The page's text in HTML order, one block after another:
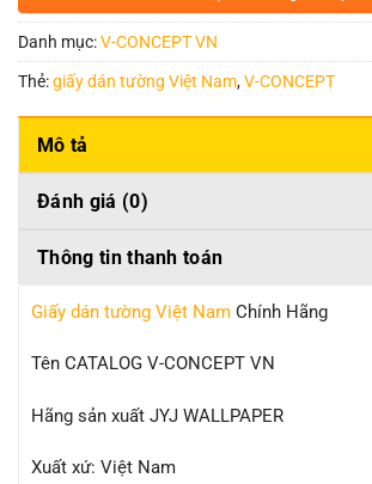
Danh mục:V-CONCEPT VN
Thẻ:giấy dán tường Việt Nam,V-CONCEPT
Mô tả
Đánh giá (0)
Thông tin thanh toán
Giấy dán tường Việt Nam Chính Hãng
Tên CATALOG V-CONCEPT VN
Hãng sản xuất JYJ WALLPAPER
Xuất xứ: Việt Nam